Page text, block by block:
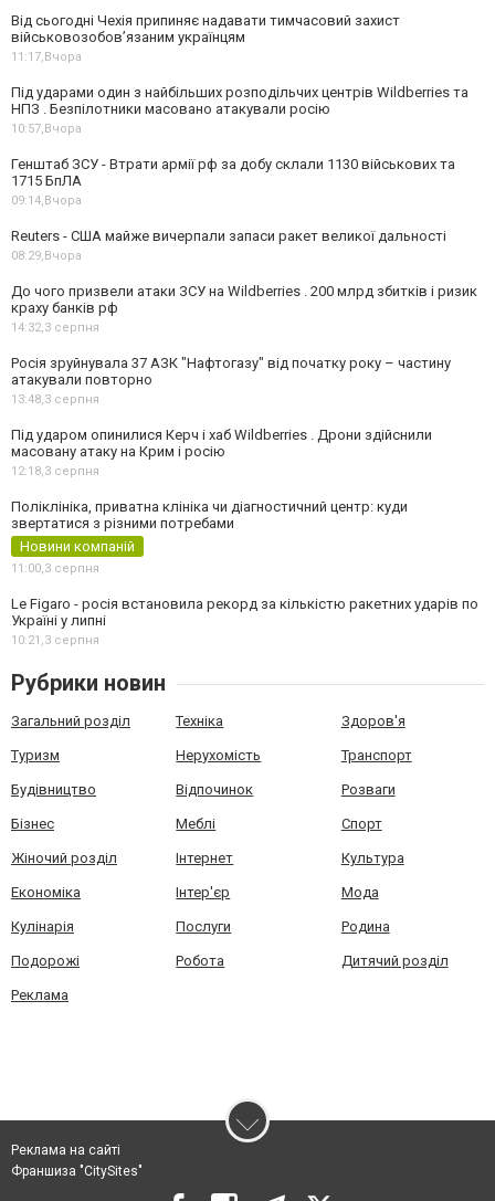
Від сьогодні Чехія припиняє надавати тимчасовий захист
військовозобов’язаним українцям
11:17,Вчора
Під ударами один з найбільших розподільчих центрів Wildberries та
НПЗ . Безпілотники масовано атакували росію
10:57,Вчора
Генштаб ЗСУ - Втрати армії рф за добу склали 1130 військових та
1715 БпЛА
09:14,Вчора
Reuters - США майже вичерпали запаси ракет великої дальності
08:29,Вчора
До чого призвели атаки ЗСУ на Wildberries . 200 млрд збитків і ризик
краху банків рф
14:32,3 серпня
Росія зруйнувала 37 АЗК "Нафтогазу" від початку року – частину
атакували повторно
13:48,3 серпня
Під ударом опинилися Керч і хаб Wildberries . Дрони здійснили
масовану атаку на Крим і росію
12:18,3 серпня
Поліклініка, приватна клініка чи діагностичний центр: куди
звертатися з різними потребами
Новини компаній
11:00,3 серпня
Le Figaro - росія встановила рекорд за кількістю ракетних ударів по
Україні у липні
10:21,3 серпня
Рубрики новин
Загальний розділ Техніка Здоров'я
Туризм Нерухомість Транспорт
Будівництво Відпочинок Розваги
Бізнес Меблі Спорт
Жіночий розділ Інтернет Культура
Економіка Інтер'єр Мода
Кулінарія Послуги Родина
Подорожі Робота Дитячий розділ
Реклама
Реклама на сайті
Франшиза "CitySites"